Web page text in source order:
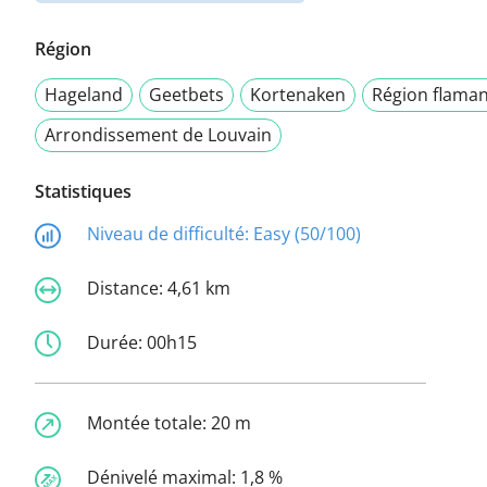
Région
Hageland
Geetbets Kortenaken
Région
Arrondissement de Louvain
Statistiques
Niveau de difficulté: Easy (50/100)
Distance: 4,61 km
Durée: 00h15
Montée totale: 20 m
Dénivelé maximal: 1,8 %